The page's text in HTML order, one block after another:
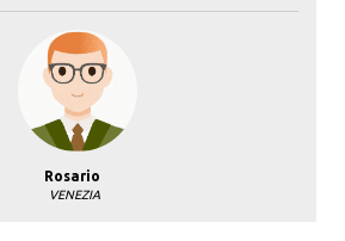
Rosario
VENEZIA